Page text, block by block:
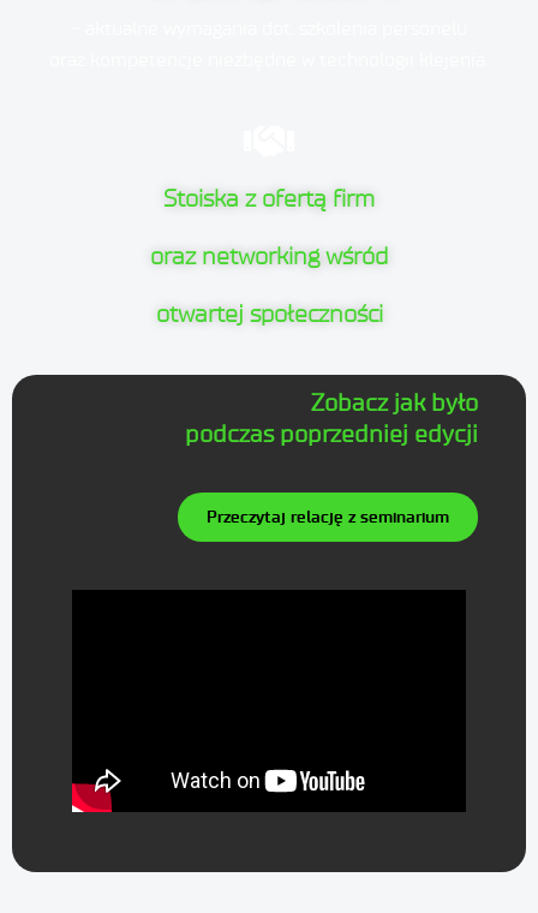
Stoiska z ofertą firm
oraz networking wśród
otwartej społeczności
Zobacz jak było
podczas poprzedniej edycji
Przeczytaj relację z seminarium